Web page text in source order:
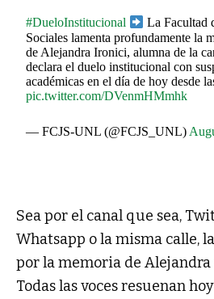
#DueloInstitucional
La Facultad
Sociales lamenta profundamente la
de Alejandra Ironici, alumna de la
declara el duelo institucional con
académicas en el día de hoy desde
pic.twitter.com/DVenmHMmhk
— FCJS-UNL (@FCJS_UNL)
Sea por el canal que sea,
Whatsapp o la misma calle,
por la memoria de
Todas las voces resuenan